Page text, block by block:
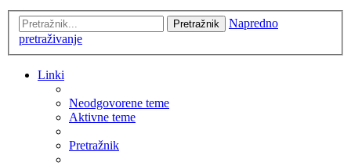
Pretražnik
Napredno
pretraživanje
Linki
Neodgovorene teme
Aktivne teme
Pretražnik